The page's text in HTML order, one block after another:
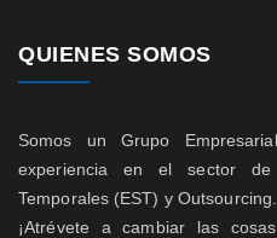
QUIENES SOMOS
Somos un Grupo
experiencia en el sector
Temporales (EST) y Outsourcing.
¡Atrévete a cambiar las